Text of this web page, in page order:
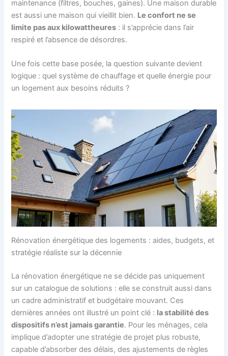
maintenance (filtres, bouches, gaines). Une maison durable
est aussi une maison qui vieillit bien. Le confort ne se
limite pas aux kilowattheures : il s’apprécie dans l’air
respiré et l’absence de désordres.
Une fois cette base posée, la question suivante devient
logique : quel système de chauffage et quelle énergie pour
un logement aux besoins réduits ?
Rénovation énergétique des logements : aides, budgets, et
stratégie réaliste sur la décennie
La rénovation énergétique ne se décide pas uniquement
sur un catalogue de solutions : elle se construit aussi dans
un cadre administratif et budgétaire mouvant. Ces
dernières années ont illustré un point clé : la stabilité des
dispositifs n’est jamais garantie. Pour les ménages, cela
implique d’adopter une stratégie de projet plus robuste,
capable d’absorber des délais, des ajustements de règles